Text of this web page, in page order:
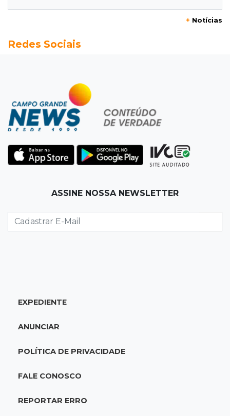
Choque ao lado de condomínio
Primeiro corpo do “cemitério de Nando”
nunca teve nome
11:48 Nova Alvorada do Sul
que prefeito agride mulheres
Mãe narra emboscada e diz ter sido amarrada
Preso há quase 1 semana, ex-deputado Neno
11:00Let it Rip
+ Notícias
Redes Sociais
ASSINE NOSSA NEWSLETTER
EXPEDIENTE
ANUNCIAR
POLÍTICA DE PRIVACIDADE
FALE CONOSCO
REPORTAR ERRO